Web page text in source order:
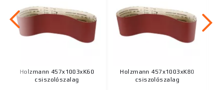
Holzmann 457x1003xK60
csiszolószalag
Holzmann 457x1003xK80
csiszolószalag